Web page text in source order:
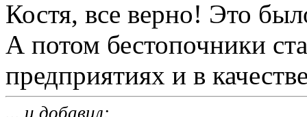
Костя, все верно! Это
А потом бестопочники
предприятиях и в
... и добавил: